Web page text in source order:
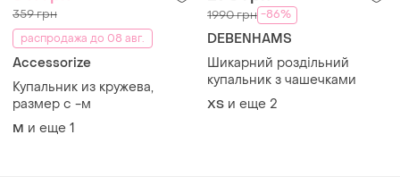
M и еще
Загружайте приложение
Покупайте вещи и общайтесь в любом месте